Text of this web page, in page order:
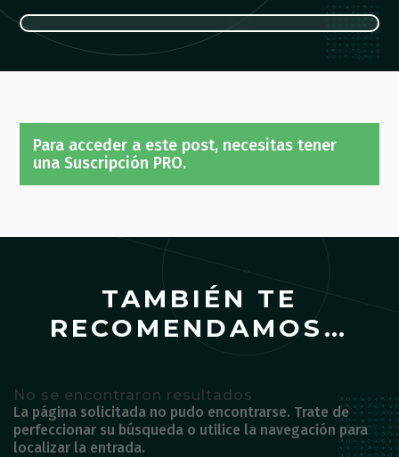
Para acceder a este post, necesitas tener
una Suscripción PRO.
TAMBIÉN TE
RECOMENDAMOS…
No se encontraron resultados
La página solicitada no pudo encontrarse. Trate de
perfeccionar su búsqueda o utilice la navegación para
localizar la entrada.